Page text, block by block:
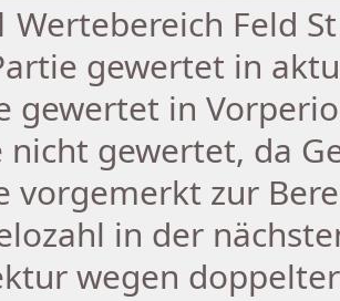
Wertebereich Feld
gewertet in
gewertet in
nicht gewertet, da
vorgemerkt zur
in der
wegen